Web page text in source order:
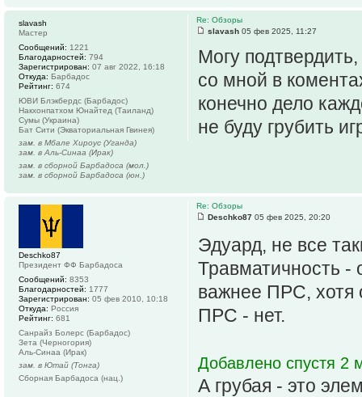
Re: Обзоры
slavash 05 фев 2025, 11:27
Могу
со мной в
конечно дело
не буду грубить
slavash
Мастер
Сообщений: 1221
Благодарностей: 794
Зарегистрирован: 07 авг 2022, 16:18
Откуда: Барбадос
Рейтинг: 674
ЮВИ Блэкбердс (Барбадос)
Накхонпатхом Юнайтед (Таиланд)
Сумы (Украина)
Бат Сити (Экваториальная Гвинея)
зам. в Мбале Хироус (Уганда)
зам. в Аль-Синаа (Ирак)
зам. в сборной Барбадоса (мол.)
зам. в сборной Барбадоса (юн.)
Re: Обзоры
Deschko87 05 фев 2025, 20:20
Эдуард, не все
Травматичность -
важнее ПРС, хотя
ПРС - нет.
Добавлено спустя 2
А грубая - это
Deschko87
Президент ФФ Барбадоса
Сообщений: 8353
Благодарностей: 1777
Зарегистрирован: 05 фев 2010, 10:18
Откуда: Россия
Рейтинг: 681
Санрайз Болерс (Барбадос)
Зета (Черногория)
Аль-Синаа (Ирак)
зам. в Ютай (Тонга)
Сборная Барбадоса (нац.)